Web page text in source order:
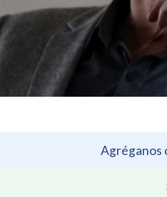
Agréganos